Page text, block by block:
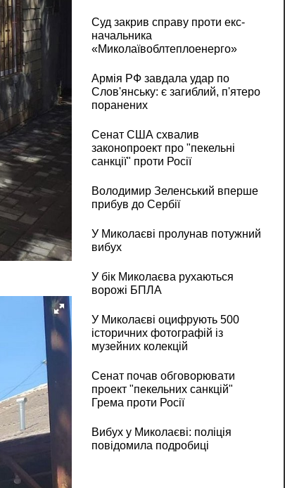
Суд закрив справу проти екс-
начальника
«Миколаївоблтеплоенерго»
Армія РФ завдала удар по
Слов'янську: є загиблий, п'ятеро
поранених
Сенат США схвалив
законопроект про "пекельні
санкції" проти Росії
Володимир Зеленський вперше
прибув до Сербії
У Миколаєві пролунав потужний
вибух
У бік Миколаєва рухаються
ворожі БПЛА
У Миколаєві оцифрують 500
історичних фотографій із
музейних колекцій
Сенат почав обговорювати
проект "пекельних санкцій"
Грема проти Росії
Вибух у Миколаєві: поліція
повідомила подробиці